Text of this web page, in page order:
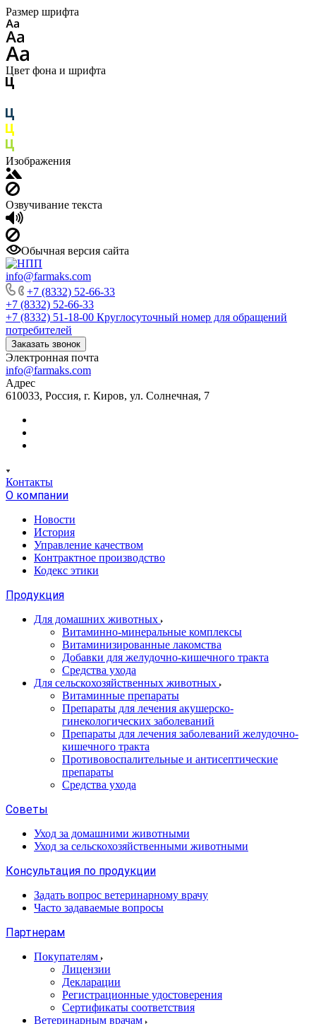
Размер шрифта
Цвет фона и шрифта
Изображения
Озвучивание текста
Обычная версия сайта
info@farmaks.com
+7 (8332) 52-66-33
+7 (8332) 52-66-33
+7 (8332) 51-18-00 Круглосуточный номер для обращений
потребителей
Заказать звонок
Электронная почта
info@farmaks.com
Адрес
610033, Россия, г. Киров, ул. Солнечная, 7
Контакты
О компании
Новости
История
Управление качеством
Контрактное производство
Кодекс этики
Продукция
Для домашних животных
Витаминно-минеральные комплексы
Витаминизированные лакомства
Добавки для желудочно-кишечного тракта
Средства ухода
Для сельскохозяйственных животных
Витаминные препараты
Препараты для лечения акушерско-
гинекологических заболеваний
Препараты для лечения заболеваний желудочно-
кишечного тракта
Противовоспалительные и антисептические
препараты
Средства ухода
Советы
Уход за домашними животными
Уход за сельскохозяйственными животными
Консультация по продукции
Задать вопрос ветеринарному врачу
Часто задаваемые вопросы
Партнерам
Покупателям
Лицензии
Декларации
Регистрационные удостоверения
Сертификаты соответствия
Ветеринарным врачам